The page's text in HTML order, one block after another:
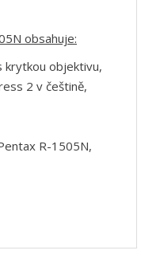
obsahuje:
krytkou objektivu,
2 v češtině,
R-1505N,